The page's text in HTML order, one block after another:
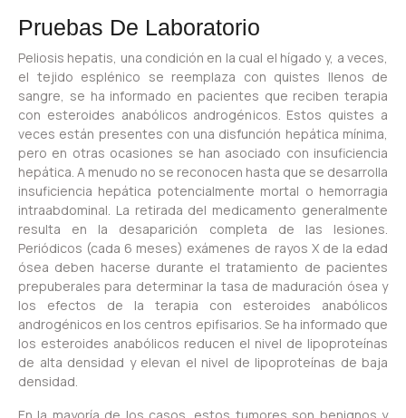
Pruebas De Laboratorio
Peliosis hepatis, una condición en la cual el hígado y, a veces,
el tejido esplénico se reemplaza con quistes llenos de
sangre, se ha informado en pacientes que reciben terapia
con esteroides anabólicos androgénicos. Estos quistes a
veces están presentes con una disfunción hepática mínima,
pero en otras ocasiones se han asociado con insuficiencia
hepática. A menudo no se reconocen hasta que se desarrolla
insuficiencia hepática potencialmente mortal o hemorragia
intraabdominal. La retirada del medicamento generalmente
resulta en la desaparición completa de las lesiones.
Periódicos (cada 6 meses) exámenes de rayos X de la edad
ósea deben hacerse durante el tratamiento de pacientes
prepuberales para determinar la tasa de maduración ósea y
los efectos de la terapia con esteroides anabólicos
androgénicos en los centros epifisarios. Se ha informado que
los esteroides anabólicos reducen el nivel de lipoproteínas
de alta densidad y elevan el nivel de lipoproteínas de baja
densidad.